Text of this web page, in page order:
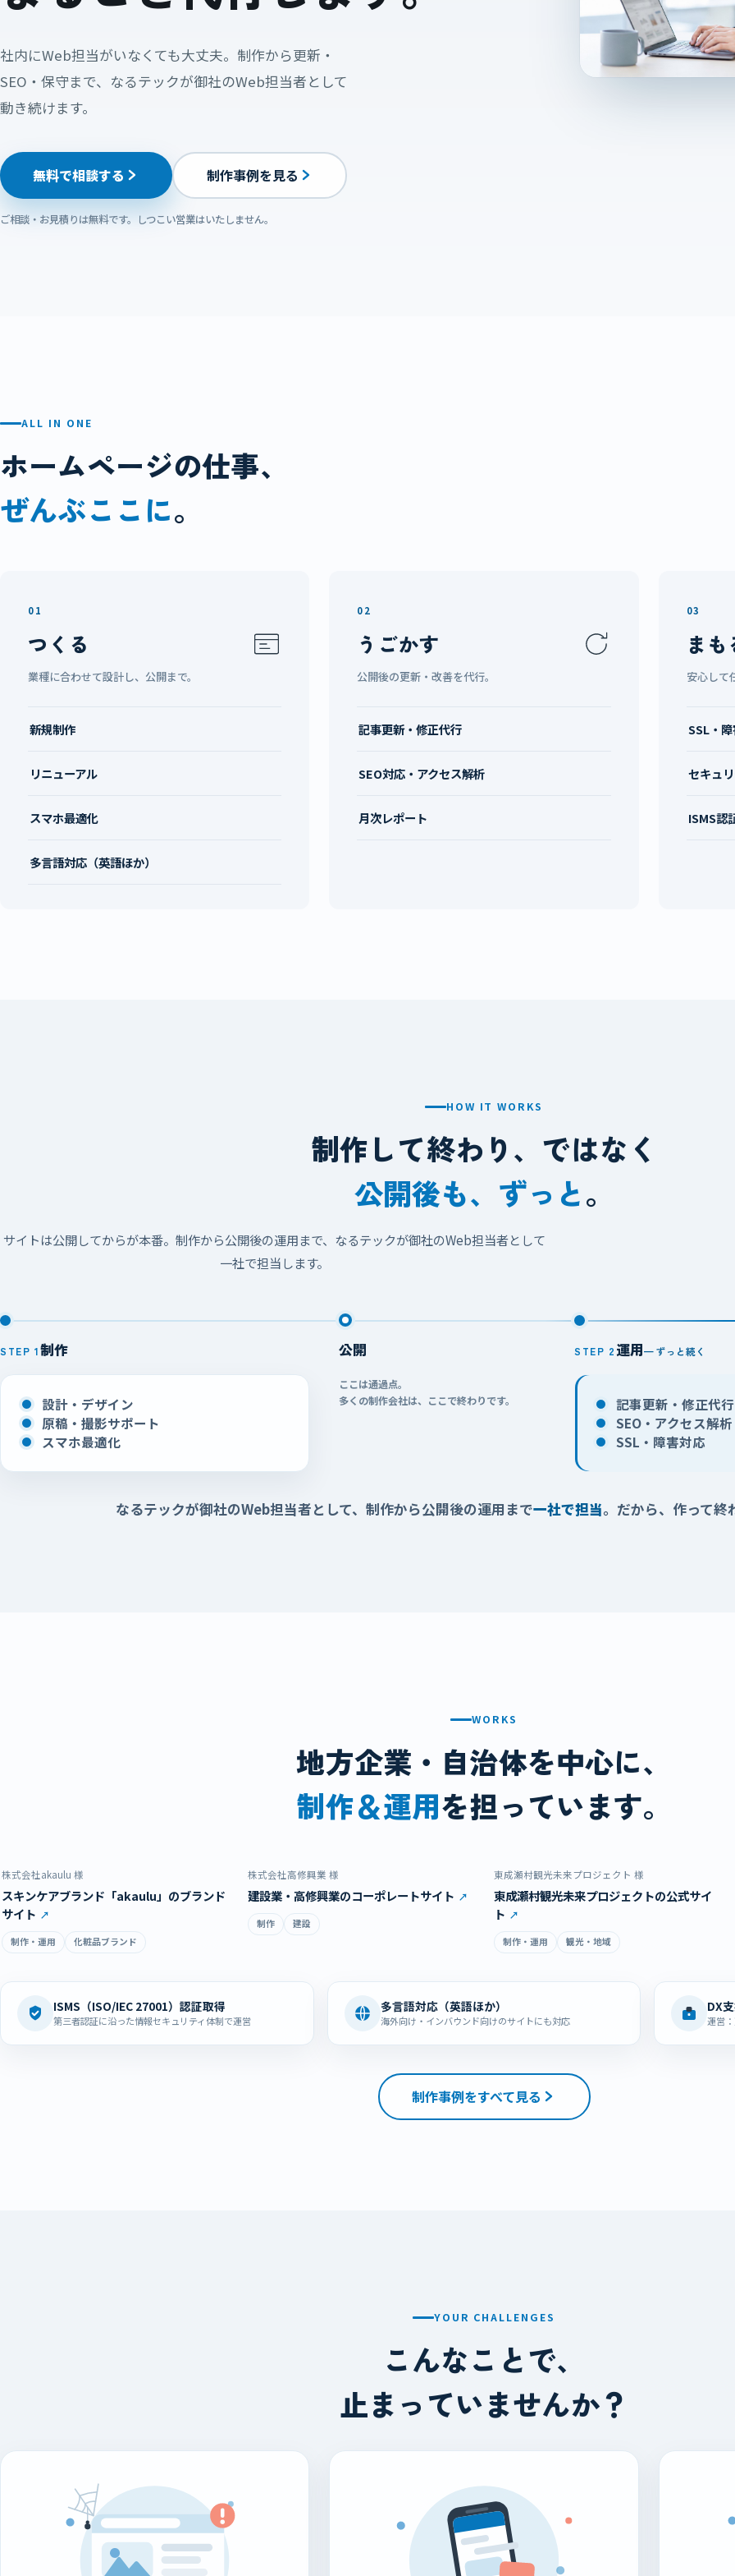
社内にWeb担当がいなくても大丈夫。制作から更新・
SEO・保守まで、なるテックが御社のWeb担当者として
動き続けます。
無料で相談する 制作事例を見る
ご相談・お見積りは無料です。 しつこい営業はいたしません。
ALL IN ONE
ホームページの仕事、
ぜんぶここに。
01
つくる
業種に合わせて設計し、公開まで。
新規制作
リニューアル
スマホ最適化
多言語対応（英語ほか）
02
うごかす
公開後の更新・改善を代行。
記事更新・修正代行
SEO対応・アクセス解析
月次レポート
03
まも
安心して
SSL・
セキュ
ISMS認
HOW IT WORKS
制作して終わり、ではなく
公開後も、ずっと。
サイトは公開してからが本番。制作から公開後の運用まで、 なるテックが御社のWeb担当者として
一社で担当します。
STEP 1制作
設計・デザイン
原稿・撮影サポート
スマホ最適化
公開
ここは通過点。
多くの制作会社は、 ここで終わりです。
STEP 2 運用— ずっと続く
記事更新・修正代行
SEO・アクセス解析
SSL・障害対応
なるテックが御社のWeb担当者として、制作から公開後の運用まで一社で担当。 だから、作って終
WORKS
地方企業・自治体を中心に、
制作＆運用を担っています。
株式会社akaulu 様
スキンケアブランド「akaulu」のブランド
サイト
制作・運用 化粧品ブランド
株式会社高修興業 様
建設業・高修興業のコーポレートサイト
制作 建設
東成瀬村観光未来プロジェクト 様
東成瀬村観光未来プロジェクトの公式サイ
ト
制作・運用 観光・地域
ISMS（ISO/IEC 27001）認証取得
第三者認証に沿った情報セキュリティ体制で運営
多言語対応（英語ほか）
海外向け・インバウンド向けのサイトにも対応
DX
運営
制作事例をすべて見る
YOUR CHALLENGES
こんなことで、
止まっていませんか？